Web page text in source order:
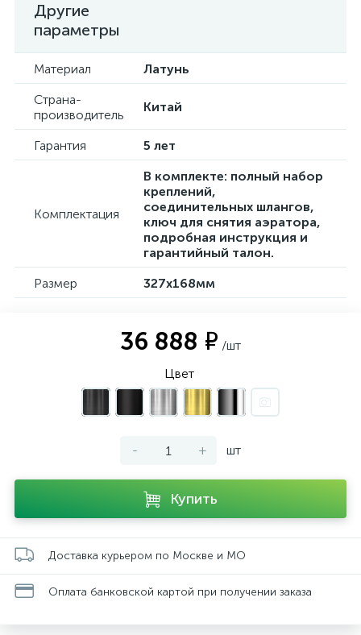
Другие
параметры
Материал
Латунь
Страна-
производитель
Китай
Гарантия 5 лет
Комплектация
В комплекте: полный набор
креплений,
соединительных шлангов,
ключ для снятия аэратора,
подробная инструкция и
гарантийный талон.
Размер
327х168мм
36 888 ₽ /шт
Цвет
- + шт
Купить
Доставка курьером по Москве и МО
Оплата банковской картой при получении заказа